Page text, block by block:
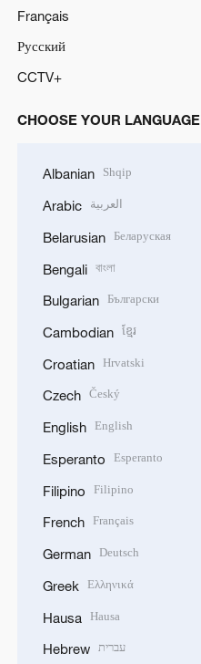
Français
Русский
CCTV+
CHOOSE YOUR LANGUAGE
Albanian Shqip
Arabic العربية
Belarusian Беларуская
Bengali বাংলা
Bulgarian Български
Cambodian ខ្មែរ
Croatian Hrvatski
Czech Český
English English
Esperanto Esperanto
Filipino Filipino
French Français
German Deutsch
Greek Ελληνικά
Hausa Hausa
Hebrew עברית